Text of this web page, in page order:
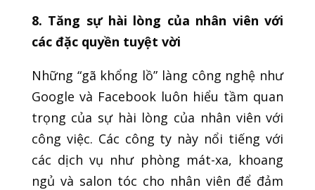
8. Tăng sự hài lòng của nhân viên với
các đặc quyền tuyệt vời
Những “gã khổng lồ” làng công nghệ như
Google và Facebook luôn hiểu tầm quan
trọng của sự hài lòng của nhân viên với
công việc. Các công ty này nổi tiếng với
các dịch vụ như phòng mát-xa, khoang
ngủ và salon tóc cho nhân viên để đảm